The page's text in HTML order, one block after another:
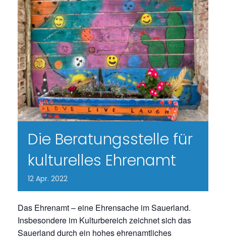
Die Beratungsstelle für
kulturelles Ehrenamt
12 Apr. 2022
Das Ehrenamt – eine Ehrensache im Sauerland.
Insbesondere im Kulturbereich zeichnet sich das
Sauerland durch ein hohes ehrenamtliches